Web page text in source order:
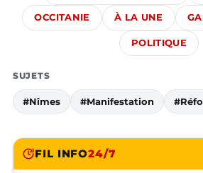
OCCITANIE À LA UNE
POLITIQUE
SUJETS
#Nîmes #Manifestation
FIL INFO24/7